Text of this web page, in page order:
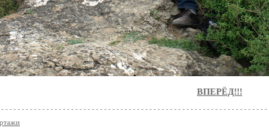
ВПЕРЁД!!!